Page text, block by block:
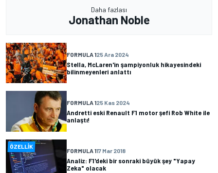
Daha fazlası
Jonathan Noble
FORMULA 125 Ara 2024
Stella, McLaren'in şampiyonluk hikayesindeki
bilinmeyenleri anlattı
FORMULA 125 Kas 2024
Andretti eski Renault F1 motor şefi Rob White ile
anlaştı!
ÖZELLIK
FORMULA 117 Mar 2018
Analiz: F1'deki bir sonraki büyük şey "Yapay
Zeka" olacak